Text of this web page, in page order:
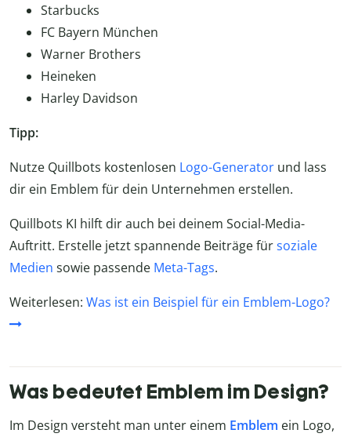
Starbucks
FC Bayern München
Warner Brothers
Heineken
Harley Davidson
Tipp:
Nutze Quillbots kostenlosen Logo-Generator und lass
dir ein Emblem für dein Unternehmen erstellen.
Quillbots KI hilft dir auch bei deinem Social-Media-
Auftritt. Erstelle jetzt spannende Beiträge fürsoziale
Medien sowie passende Meta-Tags.
Weiterlesen: Was ist ein Beispiel für ein Emblem-Logo?
Was bedeutet Emblem im Design?
Im Design versteht man unter einem Emblem ein Logo,